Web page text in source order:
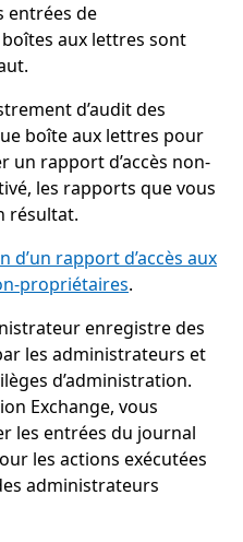
entrées de
boîtes aux lettres sont
d’audit des
boîte aux lettres pour
un rapport d’accès non-
les rapports que vous
résultat.
d’un rapport d’accès aux
propriétaires.
enregistre des
les administrateurs et
d’administration.
Exchange, vous
les entrées du journal
les actions exécutées
administrateurs